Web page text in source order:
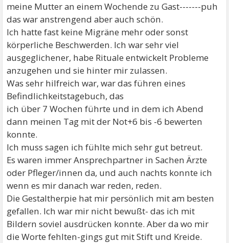
meine Mutter an einem Wochende zu Gast-------puh
das war anstrengend aber auch schön.
Ich hatte fast keine Migräne mehr oder sonst
körperliche Beschwerden. Ich war sehr viel
ausgeglichener, habe Rituale entwickelt Probleme
anzugehen und sie hinter mir zulassen.
Was sehr hilfreich war, war das führen eines
Befindlichkeitstagebuch, das
ich über 7 Wochen führte und in dem ich Abend
dann meinen Tag mit der Not+6 bis -6 bewerten
konnte.
Ich muss sagen ich fühlte mich sehr gut betreut.
Es waren immer Ansprechpartner in Sachen Ärzte
oder Pfleger/innen da, und auch nachts konnte ich
wenn es mir danach war reden, reden.
Die Gestaltherpie hat mir persönlich mit am besten
gefallen. Ich war mir nicht bewußt- das ich mit
Bildern soviel ausdrücken konnte. Aber da wo mir
die Worte fehlten-gings gut mit Stift und Kreide.